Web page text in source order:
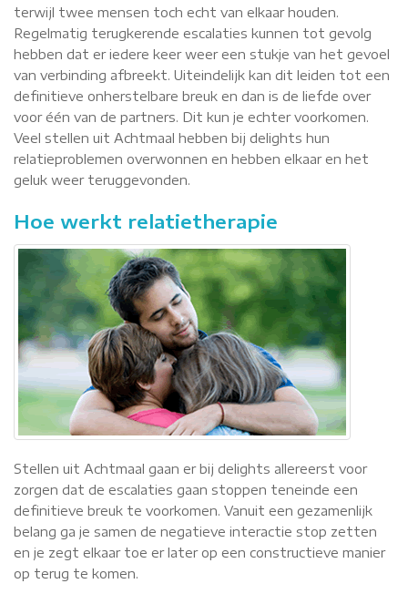
terwijl twee mensen toch echt van elkaar houden.
Regelmatig terugkerende escalaties kunnen tot gevolg
hebben dat er iedere keer weer een stukje van het gevoel
van verbinding afbreekt. Uiteindelijk kan dit leiden tot een
definitieve onherstelbare breuk en dan is de liefde over
voor één van de partners. Dit kun je echter voorkomen.
Veel stellen uit Achtmaal hebben bij delights hun
relatieproblemen overwonnen en hebben elkaar en het
geluk weer teruggevonden.
Hoe werkt relatietherapie
Stellen uit Achtmaal gaan er bij delights allereerst voor
zorgen dat de escalaties gaan stoppen teneinde een
definitieve breuk te voorkomen. Vanuit een gezamenlijk
belang ga je samen de negatieve interactie stop zetten
en je zegt elkaar toe er later op een constructieve manier
op terug te komen.